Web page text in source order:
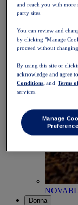
Donna
and reach you with more
party sites.
You can review and
by clicking "Manage
proceed without
By using this site or
acknowledge and agree
Conditions, and Terms
services.
Manage